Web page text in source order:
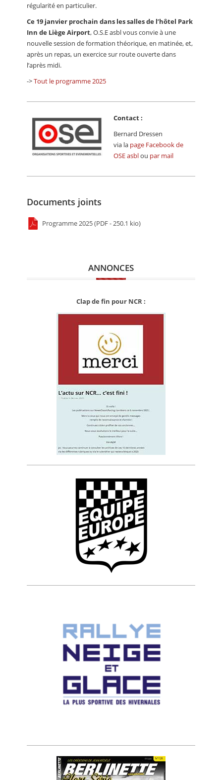
régularité en particulier.
Ce 19 janvier prochain dans les salles de l’hôtel Park
Inn de Liège Airport, O.S.E asbl vous convie à une
nouvelle session de formation théorique, en matinée, et,
après un repas, un exercice sur route ouverte dans
l’après midi.
->Tout le programme 2025
Contact :
Bernard Dressen
via la page Facebook de
OSE asblou par mail
Documents joints
Programme 2025 (PDF - 250.1 kio)
ANNONCES
Clap de fin pour NCR :